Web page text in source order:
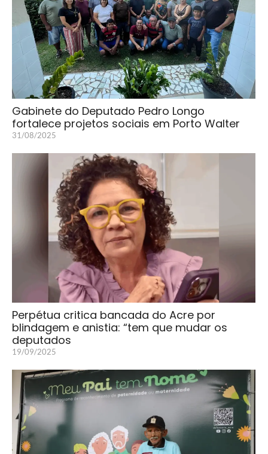
Gabinete do Deputado Pedro Longo
fortalece projetos sociais em Porto Walter
31/08/2025
Perpétua critica bancada do Acre por
blindagem e anistia: “tem que mudar os
deputados
19/09/2025